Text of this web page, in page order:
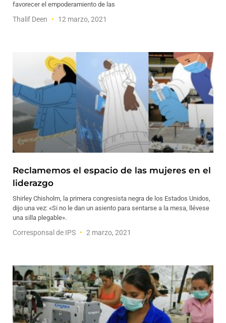
favorecer el empoderamiento de las
Thalif Deen 12 marzo, 2021
Reclamemos el espacio de las mujeres en el
liderazgo
Shirley Chisholm, la primera congresista negra de los Estados Unidos,
dijo una vez: «Si no le dan un asiento para sentarse a la mesa, llévese
una silla plegable».
Corresponsal de IPS 2 marzo, 2021